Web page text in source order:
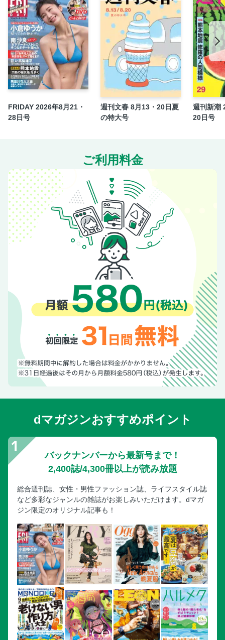
FRIDAY 2026年8月21・
28日号
週刊文春 8月13・20日夏
の特大号
週刊新潮
20日号
ご利用料金
dマガジンおすすめポイント
バックナンバーから最新号まで！
2,400誌/4,300冊以上が読み放題
総合週刊誌、女性・男性ファッション誌、ライフスタイル誌
など多彩なジャンルの雑誌がお楽しみいただけます。dマガ
ジン限定のオリジナル記事も！